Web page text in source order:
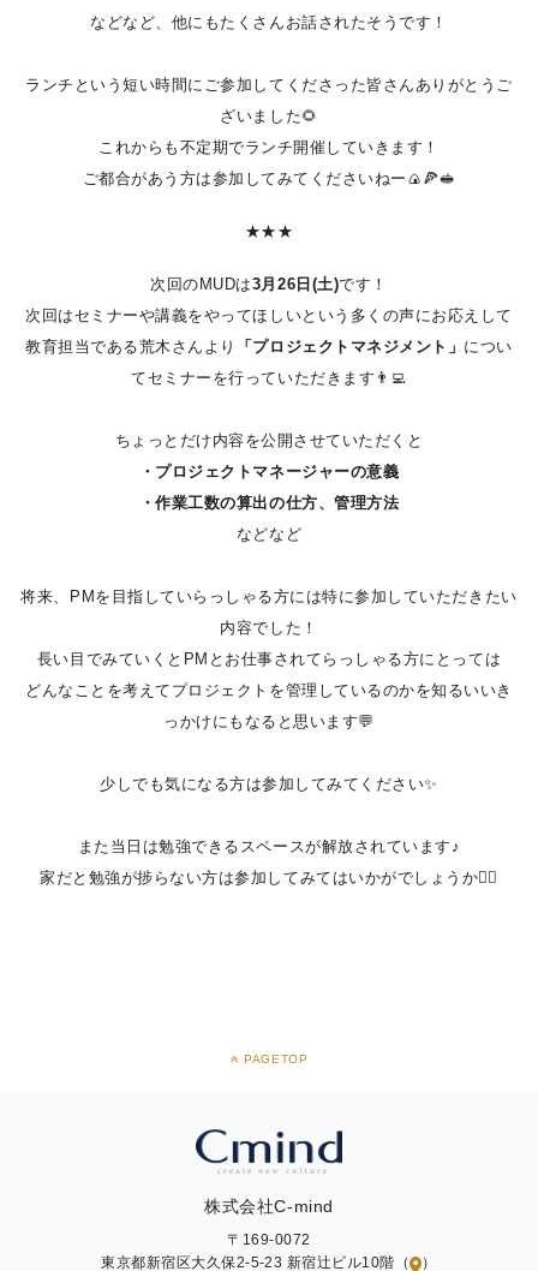
などなど、他にもたくさんお話されたそうです！
ランチという短い時間にご参加してくださった皆さんありがとうご
ざいました🌻
これからも不定期でランチ開催していきます！
ご都合があう方は参加してみてくださいねー🍙🍕🥪
★★★
次回のMUDは3月26日(土)です！
次回はセミナーや講義をやってほしいという多くの声にお応えして
教育担当である荒木さんより
「プロジェクトマネジメント」 につい
てセミナーを行っていただきます👨‍💻
ちょっとだけ内容を公開させていただくと
・プロジェクトマネージャーの意義
・作業工数の算出の仕方、管理方法
などなど
将来、PMを目指していらっしゃる方には特に参加していただきたい
内容でした！
長い目でみていくとPMとお仕事されてらっしゃる方にとっては
どんなことを考えてプロジェクトを管理しているのかを知るいいき
っかけにもなると思います💬
少しでも気になる方は参加してみてください✨
また当日は勉強できるスペースが解放されています♪
家だと勉強が捗らない方は参加してみてはいかがでしょうか💁‍♀️
PAGETOP
株式会社C-mind
〒169-0072
東京都新宿区大久保2-5-23 新宿辻ビル10階（
）